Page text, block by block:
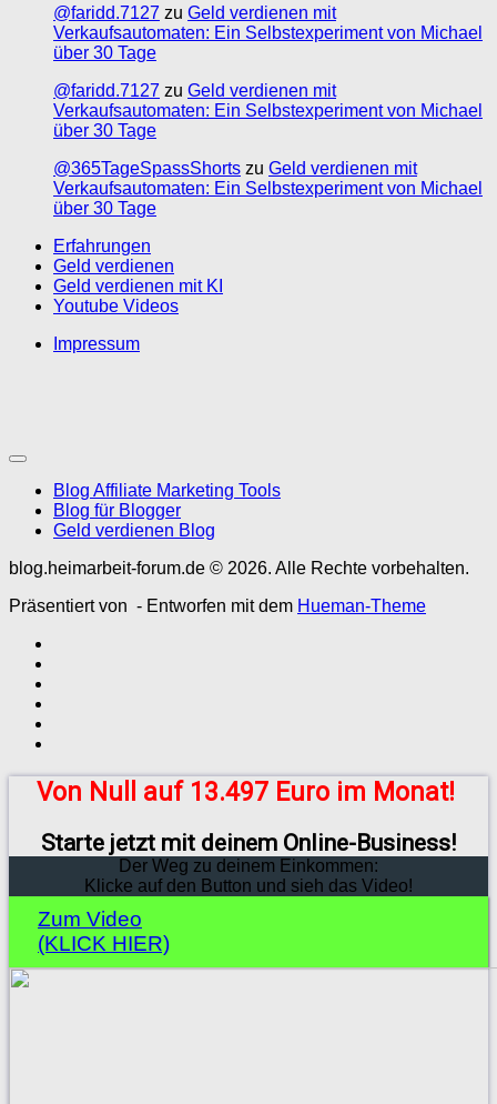
@faridd.7127 zu Geld verdienen mit
Verkaufsautomaten: Ein Selbstexperiment von Michael
über 30 Tage
@faridd.7127 zu Geld verdienen mit
Verkaufsautomaten: Ein Selbstexperiment von Michael
über 30 Tage
@365TageSpassShorts zu Geld verdienen mit
Verkaufsautomaten: Ein Selbstexperiment von Michael
über 30 Tage
Erfahrungen
Geld verdienen
Geld verdienen mit KI
Youtube Videos
Impressum
Blog Affiliate Marketing Tools
Blog für Blogger
Geld verdienen Blog
blog.heimarbeit-forum.de © 2026. Alle Rechte vorbehalten.
Präsentiert von - Entworfen mit dem Hueman-Theme
Von Null auf 13.497 Euro im Monat!
Starte jetzt mit deinem Online-Business!
Der Weg zu deinem Einkommen:
Klicke auf den Button und sieh das Video!
Zum Video
(KLICK HIER)